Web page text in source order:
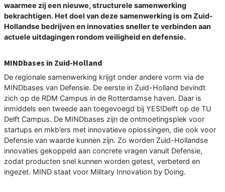
waarmee zij een nieuwe, structurele samenwerking
bekrachtigen. Het doel van deze samenwerking is om Zuid-
Hollandse bedrijven en innovaties sneller te verbinden aan
actuele uitdagingen rondom veiligheid en defensie.
MINDbases in Zuid-Holland
De regionale samenwerking krijgt onder andere vorm via de
MINDbases van Defensie. De eerste in Zuid-Holland bevindt
zich op de RDM Campus in de Rotterdamse haven. Daar is
inmiddels een tweede aan toegevoegd bij YES!Delft op de TU
Delft Campus. De MINDbases zijn de ontmoetingsplek voor
startups en mkb’ers met innovatieve oplossingen, die ook voor
Defensie van waarde kunnen zijn. Zo worden Zuid-Hollandse
innovaties gekoppeld aan concrete vragen vanuit Defensie,
zodat producten snel kunnen worden getest, verbeterd en
ingezet. MIND staat voor Military Innovation by Doing.